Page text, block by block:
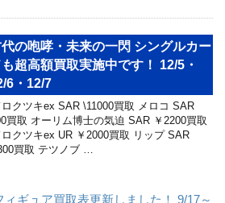
の咆哮・未来の一閃 シングルカー
も超高額買取実施中です！ 12/5・
6・12/7
ロクツキex SAR \11000買取 メロコ SAR
買取 オーリム博士の気迫 SAR ￥2200買取
ロクツキex UR ￥2000買取 リップ SAR
買取 テツノブ …
ィギュア買取表更新しました！ 9/17～